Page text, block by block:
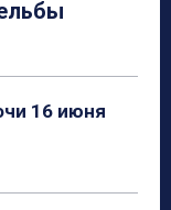
16 июня